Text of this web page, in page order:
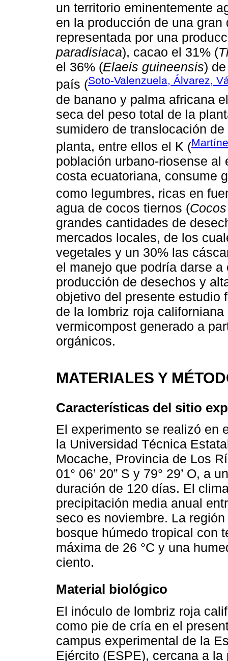
un territorio eminentemente
en la producción de una
representada por una
paradisiaca), cacao el 31% (
el 36% (Elaeis guineensis)
país (Soto-Valenzuela, Álvarez,
de banano y palma africana
seca del peso total de la
sumidero de translocación
planta, entre ellos el K (
población urbano-riosense al
costa ecuatoriana, consume
como legumbres, ricas en
agua de cocos tiernos (
grandes cantidades de
mercados locales, de los
vegetales y un 30% las
el manejo que podría darse
producción de desechos y
objetivo del presente estudio
de la lombriz roja californiana
vermicompost generado a
orgánicos.
MATERIALES Y
Características del sitio
El experimento se realizó en
la Universidad Técnica
Mocache, Provincia de Los
01° 06’ 20” S y 79° 29’ O, a
duración de 120 días. El
precipitación media anual
seco es noviembre. La
bosque húmedo tropical con
máxima de 26 °C y una
ciento.
Material biológico
El inóculo de lombriz roja
como pie de cría en el
campus experimental de la
Ejército (ESPE), cercana a